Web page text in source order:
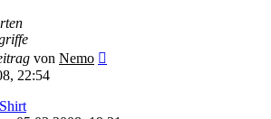
von Nemo
22:54